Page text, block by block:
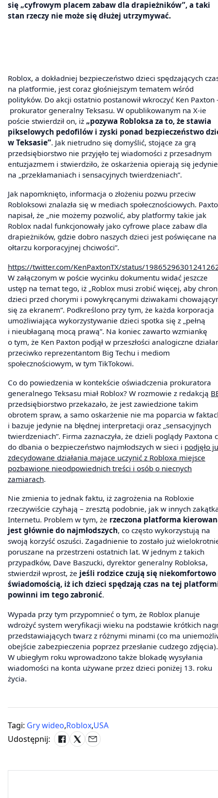
się „cyfrowym placem zabaw dla drapieżników”, a taki
stan rzeczy nie może się dłużej utrzymywać.
Roblox, a dokładniej bezpieczeństwo dzieci spędzających
na platformie, jest coraz głośniejszym tematem wśród
polityków. Do akcji ostatnio postanowił wkroczyć Ken Paxton
prokurator generalny Teksasu. W opublikowanym na X-ie
poście stwierdził on, iż „pozywa Robloksa za to, że stawia
pikselowych pedofilów i zyski ponad bezpieczeństwo
w Teksasie”. Jak nietrudno się domyślić, stojące za grą
przedsiębiorstwo nie przyjęło tej wiadomości z przesadnym
entuzjazmem i stwierdziło, że oskarżenia opierają się jedynie
na „przekłamaniach i sensacyjnych twierdzeniach”.
Jak napomknięto, informacja o złożeniu pozwu przeciw
Robloksowi znalazła się w mediach społecznościowych.
napisał, że „nie możemy pozwolić, aby platformy takie jak
Roblox nadal funkcjonowały jako cyfrowe place zabaw dla
drapieżników, gdzie dobro naszych dzieci jest poświęcane na
ołtarzu korporacyjnej chciwości”.
https://twitter.com/KenPaxtonTX/status/
W załączonym w poście wycinku dokumentu widać jeszcze
ustęp na temat tego, iż „Roblox musi zrobić więcej, aby
dzieci przed chorymi i powykręcanymi dziwakami
się za ekranem”. Podkreślono przy tym, że każda korporacja
umożliwiająca wykorzystywanie dzieci spotka się z „pełną
i nieubłaganą mocą prawą”. Na koniec zawarto wzmiankę
o tym, że Ken Paxton podjął w przeszłości analogiczne
przeciwko reprezentantom Big Techu i mediom
społecznościowym, w tym TikTokowi.
Co do powiedzenia w kontekście oświadczenia prokuratora
generalnego Teksasu miał Roblox? W rozmowie z redakcją
przedsiębiorstwo przekazało, że jest zawiedzione takim
obrotem spraw, a samo oskarżenie nie ma poparcia w
i bazuje jedynie na błędnej interpretacji oraz „sensacyjnych
twierdzeniach”. Firma zaznaczyła, że dzieli poglądy Paxtona
do dbania o bezpieczeństwo najmłodszych w sieci i podjęło
zdecydowane działania mające uczynić z Robloxa miejsce
pozbawione nieodpowiednich treści i osób o niecnych
zamiarach.
Nie zmienia to jednak faktu, iż zagrożenia na Robloxie
rzeczywiście czyhają – zresztą podobnie, jak w innych
Internetu. Problem w tym, że rzeczona platforma
jest głównie do najmłodszych, co często wykorzystują na
swoją korzyść oszuści. Zagadnienie to zostało już
poruszane na przestrzeni ostatnich lat. W jednym z takich
przypadków, Dave Baszucki, dyrektor generalny Robloksa,
stwierdził wprost, że jeśli rodzice czują się niekomfortowo
świadomością, iż ich dzieci spędzają czas na tej
powinni im tego zabronić.
Wypada przy tym przypomnieć o tym, że Roblox planuje
wdrożyć system weryfikacji wieku na podstawie krótkich
przedstawiających twarz z różnymi minami (co ma
obejście zabezpieczenia poprzez przesłanie cudzego zdjęcia).
W ubiegłym roku wprowadzono także blokadę wysyłania
wiadomości na konta używane przez dzieci poniżej 13. roku
życia.
Tagi: Gry wideo,Roblox,USA
Udostępnij: